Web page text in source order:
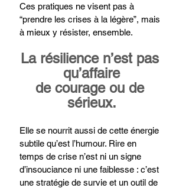
Ces pratiques ne visent pas à
“prendre les crises à la légère”, mais
à mieux y résister, ensemble.
La résilience n’est pas
qu’affaire
de courage ou de
sérieux.
Elle se nourrit aussi de cette énergie
subtile qu’est l’humour. Rire en
temps de crise n’est ni un signe
d’insouciance ni une faiblesse : c’est
une stratégie de survie et un outil de